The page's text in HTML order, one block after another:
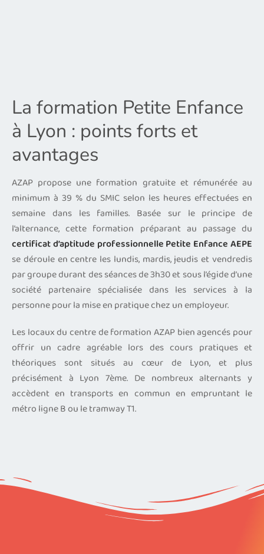
La formation Petite Enfance
à Lyon : points forts et
avantages
AZAP propose une formation gratuite et rémunérée au
minimum à 39 % du SMIC selon les heures effectuées en
semaine dans les familles. Basée sur le principe de
l’alternance, cette formation préparant au passage du
certificat d’aptitude professionnelle Petite Enfance AEPE
se déroule en centre les lundis, mardis, jeudis et vendredis
par groupe durant des séances de 3h30 et sous l’égide d’une
société partenaire spécialisée dans les services à la
personne pour la mise en pratique chez un employeur.
Les locaux du centre de formation AZAP bien agencés pour
offrir un cadre agréable lors des cours pratiques et
théoriques sont situés au cœur de Lyon, et plus
précisément à Lyon 7ème. De nombreux alternants y
accèdent en transports en commun en empruntant le
métro ligne B ou le tramway T1.